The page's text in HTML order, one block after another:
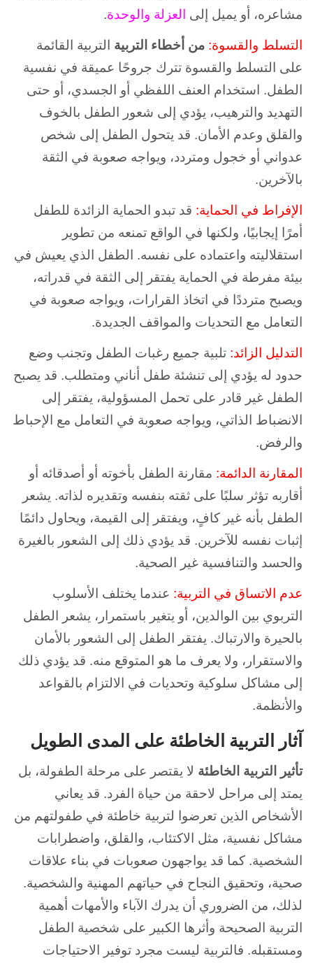
مشاعره، أو يميل إلى
العزلة والوحدة.
التسلط والقسوة: من أخطاء التربية التربية القائمة
على التسلط والقسوة تترك جروحًا عميقة في نفسية
الطفل. استخدام العنف اللفظي أو الجسدي، أو حتى
التهديد والترهيب، يؤدي إلى شعور الطفل بالخوف
والقلق وعدم الأمان. قد يتحول الطفل إلى شخص
عدواني أو خجول ومتردد، ويواجه صعوبة في الثقة
بالآخرين.
الإفراط في الحماية: قد تبدو الحماية الزائدة للطفل
أمرًا إيجابيًا، ولكنها في الواقع تمنعه من تطوير
استقلاليته واعتماده على نفسه. الطفل الذي يعيش في
بيئة مفرطة في الحماية يفتقر إلى الثقة في قدراته،
ويصبح مترددًا في اتخاذ القرارات، ويواجه صعوبة في
التعامل مع التحديات والمواقف الجديدة.
التدليل الزائد: تلبية جميع رغبات الطفل وتجنب وضع
حدود له يؤدي إلى تنشئة طفل أناني ومتطلب. قد يصبح
الطفل غير قادر على تحمل المسؤولية، يفتقر إلى
الانضباط الذاتي، ويواجه صعوبة في التعامل مع الإحباط
والرفض.
المقارنة الدائمة: مقارنة الطفل بأخوته أو أصدقائه أو
أقاربه تؤثر سلبًا على ثقته بنفسه وتقديره لذاته. يشعر
الطفل بأنه غير كافٍ، ويفتقر إلى القيمة، ويحاول دائمًا
إثبات نفسه للآخرين. قد يؤدي ذلك إلى الشعور بالغيرة
والحسد والتنافسية غير الصحية.
عدم الاتساق في التربية: عندما يختلف الأسلوب
التربوي بين الوالدين، أو يتغير باستمرار، يشعر الطفل
بالحيرة والارتباك. يفتقر الطفل إلى الشعور بالأمان
والاستقرار، ولا يعرف ما هو المتوقع منه. قد يؤدي ذلك
إلى مشاكل سلوكية وتحديات في الالتزام بالقواعد
والأنظمة.
آثار التربية الخاطئة على المدى الطويل
تأثير التربية الخاطئة لا يقتصر على مرحلة الطفولة، بل
يمتد إلى مراحل لاحقة من حياة الفرد. قد يعاني
الأشخاص الذين تعرضوا لتربية خاطئة في طفولتهم من
مشاكل نفسية، مثل الاكتئاب، والقلق، واضطرابات
الشخصية. كما قد يواجهون صعوبات في بناء علاقات
صحية، وتحقيق النجاح في حياتهم المهنية والشخصية.
لذلك، من الضروري أن يدرك الآباء والأمهات أهمية
التربية الصحيحة وأثرها الكبير على شخصية الطفل
ومستقبله. فالتربية ليست مجرد توفير الاحتياجات